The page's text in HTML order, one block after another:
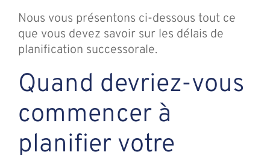
Nous vous présentons ci-dessous tout ce
que vous devez savoir sur les délais de
planification successorale.
Quand devriez-vous
commencer à
planifier votre